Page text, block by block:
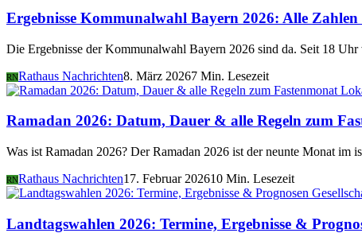
Ergebnisse Kommunalwahl Bayern 2026: Alle Zahlen
Die Ergebnisse der Kommunalwahl Bayern 2026 sind da. Seit 18
RNRathaus Nachrichten8. März 20267 Min. Lesezeit
Ramadan 2026: Datum, Dauer & alle Regeln zum
Was ist Ramadan 2026? Der Ramadan 2026 ist der neunte Monat
RNRathaus Nachrichten17. Februar 202610 Min. Lesezeit
Landtagswahlen 2026: Termine, Ergebnisse &